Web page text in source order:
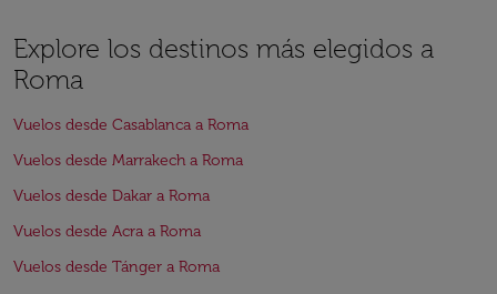
Explore los destinos más elegidos a
Roma
Vuelos desde Casablanca a Roma
Vuelos desde Marrakech a Roma
Vuelos desde Dakar a Roma
Vuelos desde Acra a Roma
Vuelos desde Tánger a Roma